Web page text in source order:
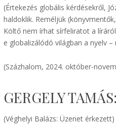
(Értekezés globális kérdésekről,
haldoklik. Reméljük
Költő nem írhat sírfeliratot a
e globalizálódó világban a nyelv
(Százhalom, 2024. október-
GERGELY
(Véghelyi Balázs: Üzenet érkezett)